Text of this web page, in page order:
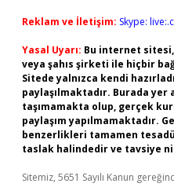
Reklam ve İletişim: Skype:
Yasal Uyarı: Bu internet
veya şahıs şirketi ile hiçbir
Sitede yalnızca kendi
paylaşılmaktadır. Burada
taşımamakta olup, gerçek
paylaşım yapılmamaktadır.
benzerlikleri tamamen
taslak halindedir ve tavsiye
Sitemiz, 5651 Sayılı Kanun